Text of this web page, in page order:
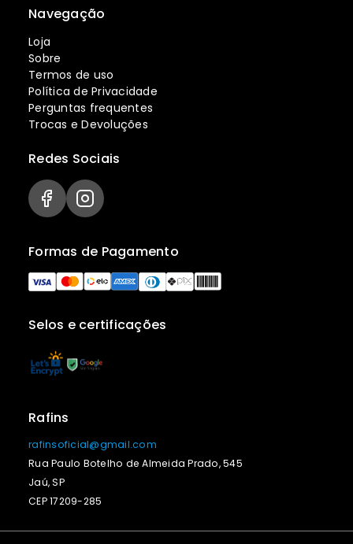
Navegação
Loja
Sobre
Termos de uso
Política de Privacidade
Perguntas frequentes
Trocas e Devoluções
Selos e certificações
Formas de Pagamento
Redes Sociais
Rafins
rafinsoficial@gmail.com
Rua Paulo Botelho de Almeida Prado, 545
Jaú, SP
CEP 17209-285